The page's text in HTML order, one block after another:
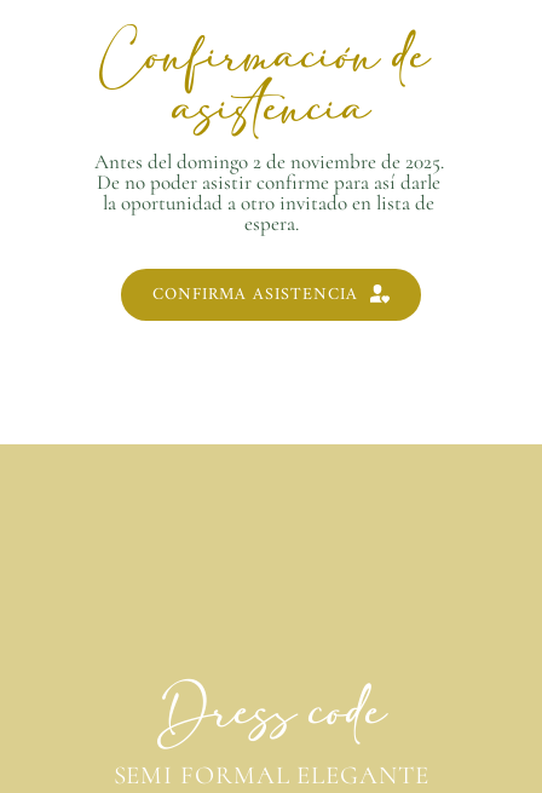
Confirmación de
asistencia
Antes del domingo 2 de noviembre de 2025.
De no poder asistir confirme para así darle
la oportunidad a otro invitado en lista de
espera.
CONFIRMA ASISTENCIA
Dress code
SEMI FORMAL ELEGANTE